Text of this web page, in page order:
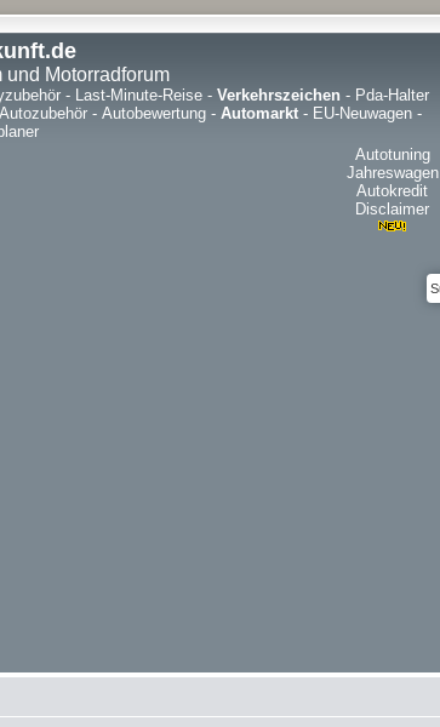
und Motorradforum
- Last-Minute-Reise- Verkehrszeichen- Pda-Halter
Autozubehör - Autobewertung - Automarkt - EU-Neuwagen -
Autotuning
Jahreswagen
Autokredit
Disclaimer